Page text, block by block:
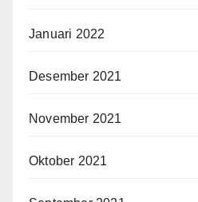
Januari 2022
Desember 2021
November 2021
Oktober 2021